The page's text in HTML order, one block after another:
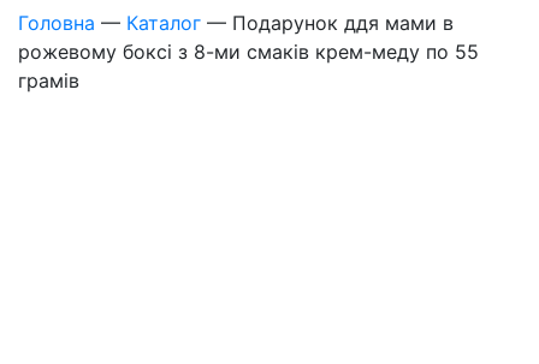
Головна — Каталог — Подарунок ддя мами в
рожевому боксі з 8-ми смаків крем-меду по 55
грамів